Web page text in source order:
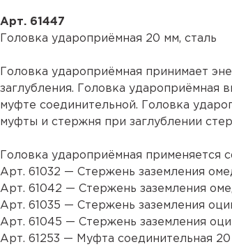
Арт. 61447
Головка удароприёмная 20 мм, сталь
Головка удароприёмная принимает
заглубления. Головка удароприёмная
муфте соединительной. Головка
муфты и стержня при заглублении
Головка удароприёмная применяется
Арт. 61032 — Стержень заземления
Арт. 61042 — Стержень заземления
Арт. 61035 — Стержень заземления
Арт. 61045 — Стержень заземления
Арт. 61253 — Муфта соединительная 20